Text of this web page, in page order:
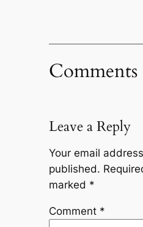
Comments
Leave a Reply
Your email
published.
marked *
Comment *